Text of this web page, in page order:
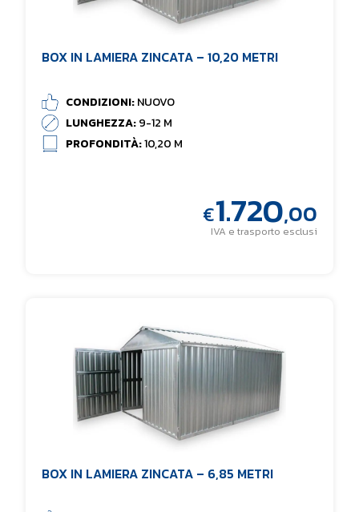
BOX IN LAMIERA ZINCATA – 10,20 METRI
CONDIZIONI:NUOVO
LUNGHEZZA:9-12 M
PROFONDITÀ:10,20 M
€1.720,00
IVA e trasporto esclusi
BOX IN LAMIERA ZINCATA – 6,85 METRI